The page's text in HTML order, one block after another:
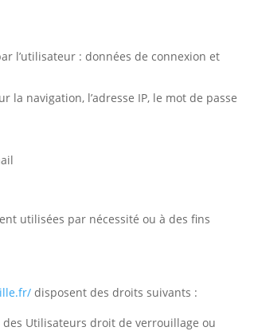
l’utilisateur : données de connexion et
navigation, l’adresse IP, le mot de passe
utilisées par nécessité ou à des fins
disposent des droits suivants :
des Utilisateurs droit de verrouillage ou